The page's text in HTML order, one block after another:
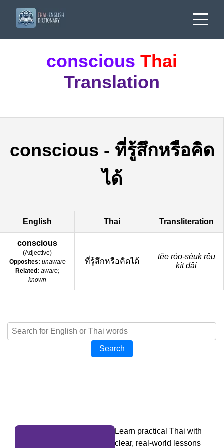
conscious Thai
Translation
conscious - ที่รู้สึกหรือคิด
ได้
English Thai Transliteration
conscious
(Adjective)
Opposites: unaware
Related: aware;
known
ที่รู้สึกหรือคิดได้
têe róo-sèuk rěu
kít dâi
Search
Learn practical Thai with
clear, real-world lessons